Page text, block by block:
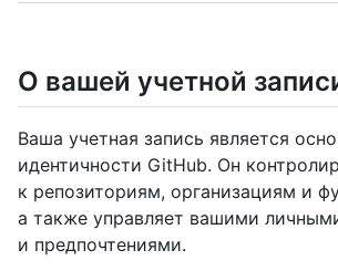
О вашей учетной
Ваша учетная запись является
идентичности GitHub. Он
к репозиториям, организациям и
а также управляет вашими
и предпочтениями.